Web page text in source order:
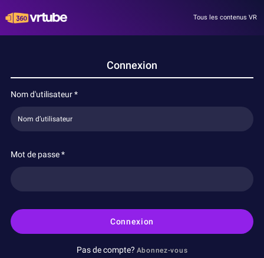
Tous les contenus VR
Connexion
Nom d'utilisateur*
Mot de passe*
Connexion
Pas de compte? Abonnez-vous